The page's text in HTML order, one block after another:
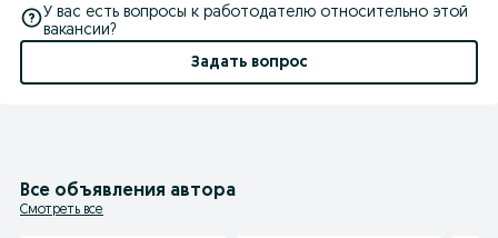
У вас есть вопросы к работодателю относительно этой
вакансии?
Задать вопрос
Все объявления автора
Смотреть все